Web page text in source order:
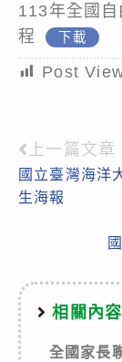
113年全國
程
下載
Post
Read
more
上一篇文章
國立臺灣海洋
生海報
相關內容
全國家長